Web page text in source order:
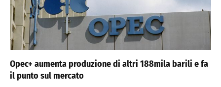
Opec+ aumenta produzione di altri 188mila barili e fa
il punto sul mercato